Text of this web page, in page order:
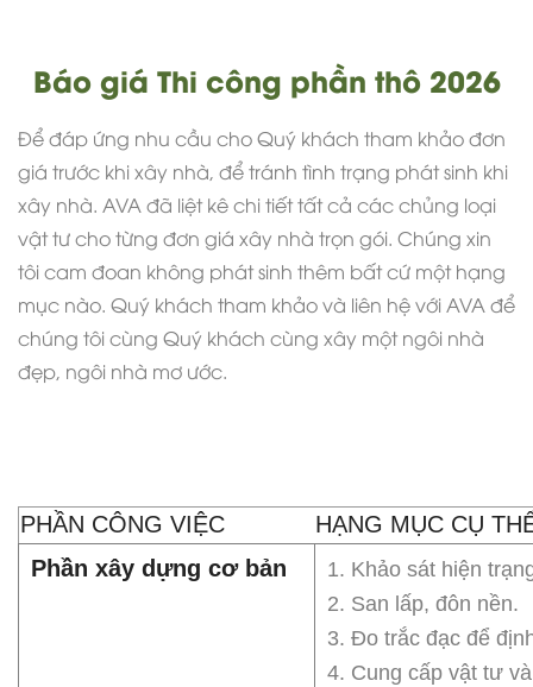
Báo giá Thi công phần thô 2026
Để đáp ứng nhu cầu cho Quý khách tham khảo đơn
giá trước khi xây nhà, để tránh tình trạng phát sinh khi
xây nhà. AVA đã liệt kê chi tiết tất cả các chủng loại
vật tư cho từng đơn giá xây nhà trọn gói. Chúng xin
tôi cam đoan không phát sinh thêm bất cứ một hạng
mục nào. Quý khách tham khảo và liên hệ với AVA để
chúng tôi cùng Quý khách cùng xây một ngôi nhà
đẹp, ngôi nhà mơ ước.
PHẦN CÔNG VIỆC
HẠNG MỤC CỤ
Phần xây dựng cơ bản
1. Khảo sát hiện
2. San lấp, đôn nền.
3. Đo trắc đạc để
4. Cung cấp vật tư